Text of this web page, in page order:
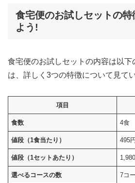
食宅便のお試しセットの
よう!
食宅便のお試しセットの内容は以
は、詳しく3つの特徴について見て
項目
食数 4食
値段（1食当たり） 495
値段（1セットあたり）
選べるコースの数 7コ